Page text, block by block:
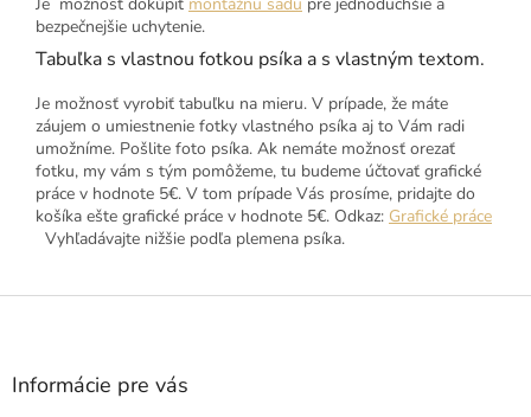
bezpečnejšie uchytenie.
Tabuľka s vlastnou fotkou psíka a s vlastným textom.
Je možnosť vyrobiť tabuľku na mieru. V prípade, že máte
záujem o umiestnenie fotky vlastného psíka aj to Vám radi
umožníme. Pošlite foto psíka. Ak nemáte možnosť orezať
fotku, my vám s tým pomôžeme, tu budeme účtovať grafické
práce v hodnote 5€. V tom prípade Vás prosíme, pridajte do
košíka ešte grafické práce v hodnote 5€. Odkaz: Grafické práce
Vyhľadávajte nižšie podľa plemena psíka.
Z
Informácie pre vás